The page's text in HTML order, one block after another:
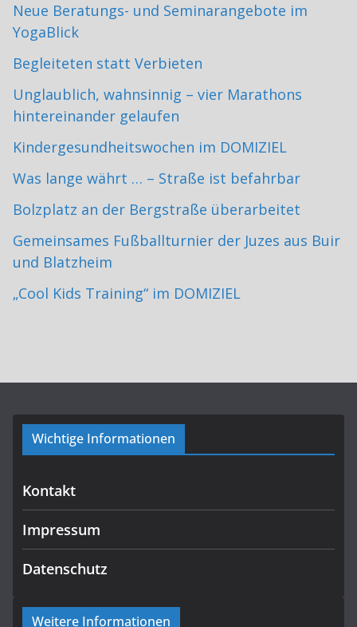
Neue Beratungs- und Seminarangebote im
YogaBlick
Begleiteten statt Verbieten
Unglaublich, wahnsinnig – vier Marathons
hintereinander gelaufen
Kindergesundheitswochen im DOMIZIEL
Was lange währt … – Straße ist befahrbar
Bolzplatz an der Bergstraße überarbeitet
Gemeinsames Fußballturnier der Juzes aus Buir
und Blatzheim
„Cool Kids Training“ im DOMIZIEL
Wichtige Informationen
Kontakt
Impressum
Datenschutz
Weitere Informationen